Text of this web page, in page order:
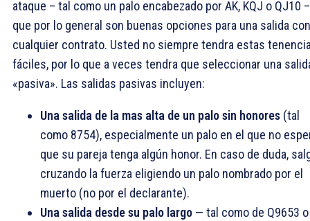
ataque – tal como un palo encabezado por AK, KQJ o QJ10 –
que por lo general son buenas opciones para una salida
cualquier contrato. Usted no siempre tendra estas
fáciles, por lo que a veces tendra que seleccionar una
«pasiva». Las salidas pasivas incluyen:
Una salida de la mas alta de un palo sin honores (tal
como 8754), especialmente un palo en el que no
que su pareja tenga algún honor. En caso de duda,
cruzando la fuerza eligiendo un palo nombrado por el
muerto (no por el declarante).
Una salida desde su palo largo — tal como de Q9653 o